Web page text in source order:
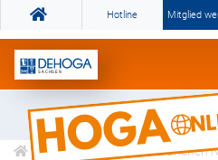
Hotline Mitglied
Gemeinsam
Informationen Branchen